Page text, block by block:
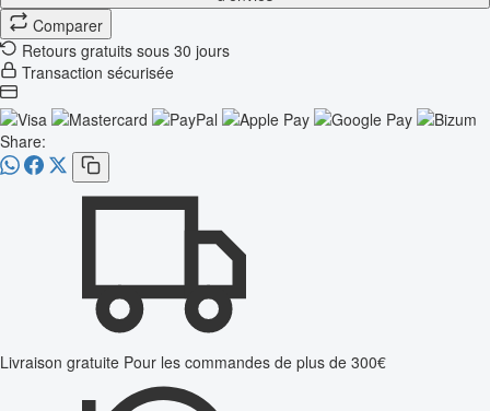
Comparer
Retours gratuits sous 30 jours
Transaction sécurisée
Share:
Livraison gratuite Pour les commandes de plus de 300€